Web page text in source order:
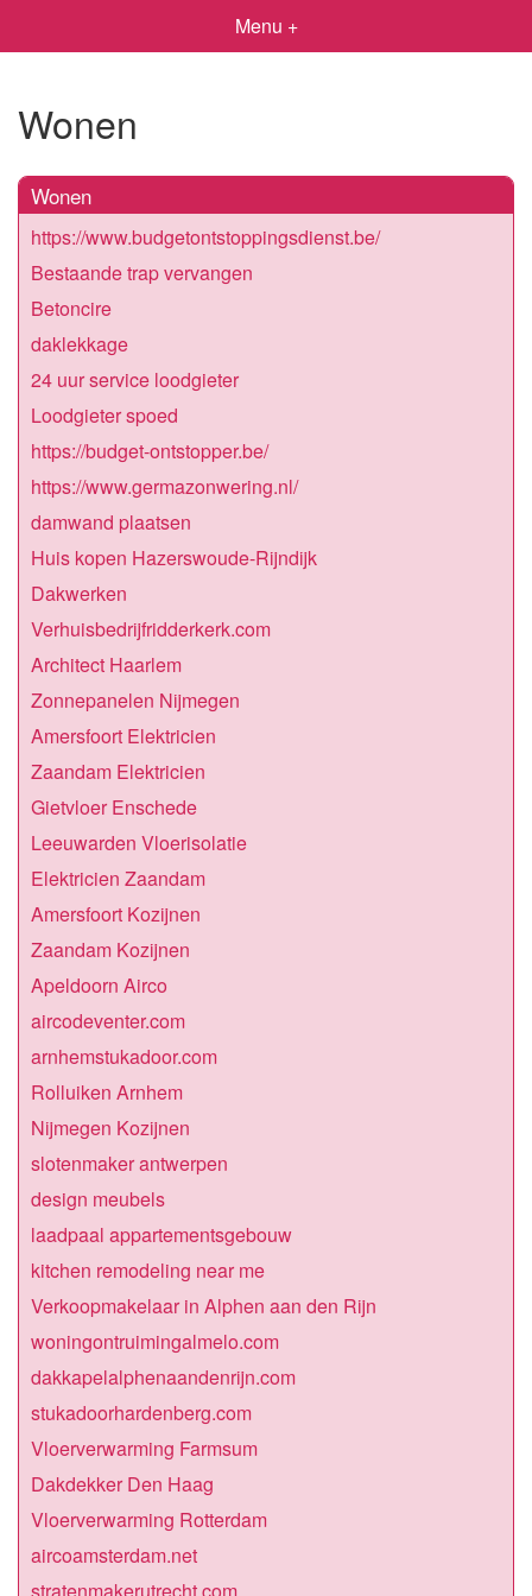
Menu +
Wonen
Wonen
https://www.budgetontstoppingsdienst.be/
Bestaande trap vervangen
Betoncire
daklekkage
24 uur service loodgieter
Loodgieter spoed
https://budget-ontstopper.be/
https://www.germazonwering.nl/
damwand plaatsen
Huis kopen Hazerswoude-Rijndijk
Dakwerken
Verhuisbedrijfridderkerk.com
Architect Haarlem
Zonnepanelen Nijmegen
Amersfoort Elektricien
Zaandam Elektricien
Gietvloer Enschede
Leeuwarden Vloerisolatie
Elektricien Zaandam
Amersfoort Kozijnen
Zaandam Kozijnen
Apeldoorn Airco
aircodeventer.com
arnhemstukadoor.com
Rolluiken Arnhem
Nijmegen Kozijnen
slotenmaker antwerpen
design meubels
laadpaal appartementsgebouw
kitchen remodeling near me
Verkoopmakelaar in Alphen aan den Rijn
woningontruimingalmelo.com
dakkapelalphenaandenrijn.com
stukadoorhardenberg.com
Vloerverwarming Farmsum
Dakdekker Den Haag
Vloerverwarming Rotterdam
aircoamsterdam.net
stratenmakerutrecht.com